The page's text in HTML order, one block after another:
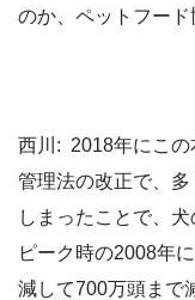
のか、ペットフード
西川: 2018年にこの
管理法の改正で、
しまったことで、
ピーク時の2008年
減して700万頭まで